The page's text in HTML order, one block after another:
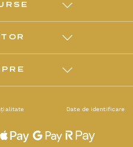
Date de identificare